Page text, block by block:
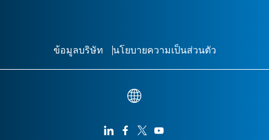
ข้อมูลบริษัท นโยบายความเป็นส่วนตัว
   